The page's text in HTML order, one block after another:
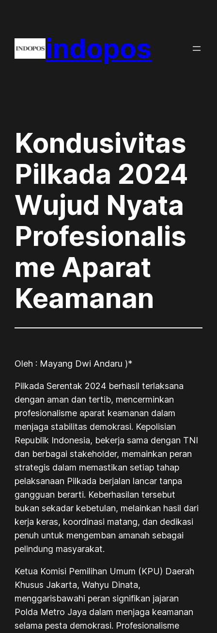
content
indopos
Kondusivitas
Pilkada 2024
Wujud Nyata
Profesionalis
me Aparat
Keamanan
Oleh : Mayang Dwi Andaru )*
Pilkada Serentak 2024 berhasil terlaksana
dengan aman dan tertib, mencerminkan
profesionalisme aparat keamanan dalam
menjaga stabilitas demokrasi. Kepolisian
Republik Indonesia, bekerja sama dengan TNI
dan berbagai stakeholder, memainkan peran
strategis dalam memastikan setiap tahap
pelaksanaan Pilkada berjalan lancar tanpa
gangguan berarti. Keberhasilan tersebut
bukan sekadar kebetulan, melainkan hasil dari
kerja keras, koordinasi matang, dan dedikasi
penuh untuk mengemban amanah sebagai
pelindung masyarakat.
Ketua Komisi Pemilihan Umum (KPU) Daerah
Khusus Jakarta, Wahyu Dinata,
menggarisbawahi peran signifikan jajaran
Polda Metro Jaya dalam menjaga keamanan
selama pesta demokrasi. Profesionalisme